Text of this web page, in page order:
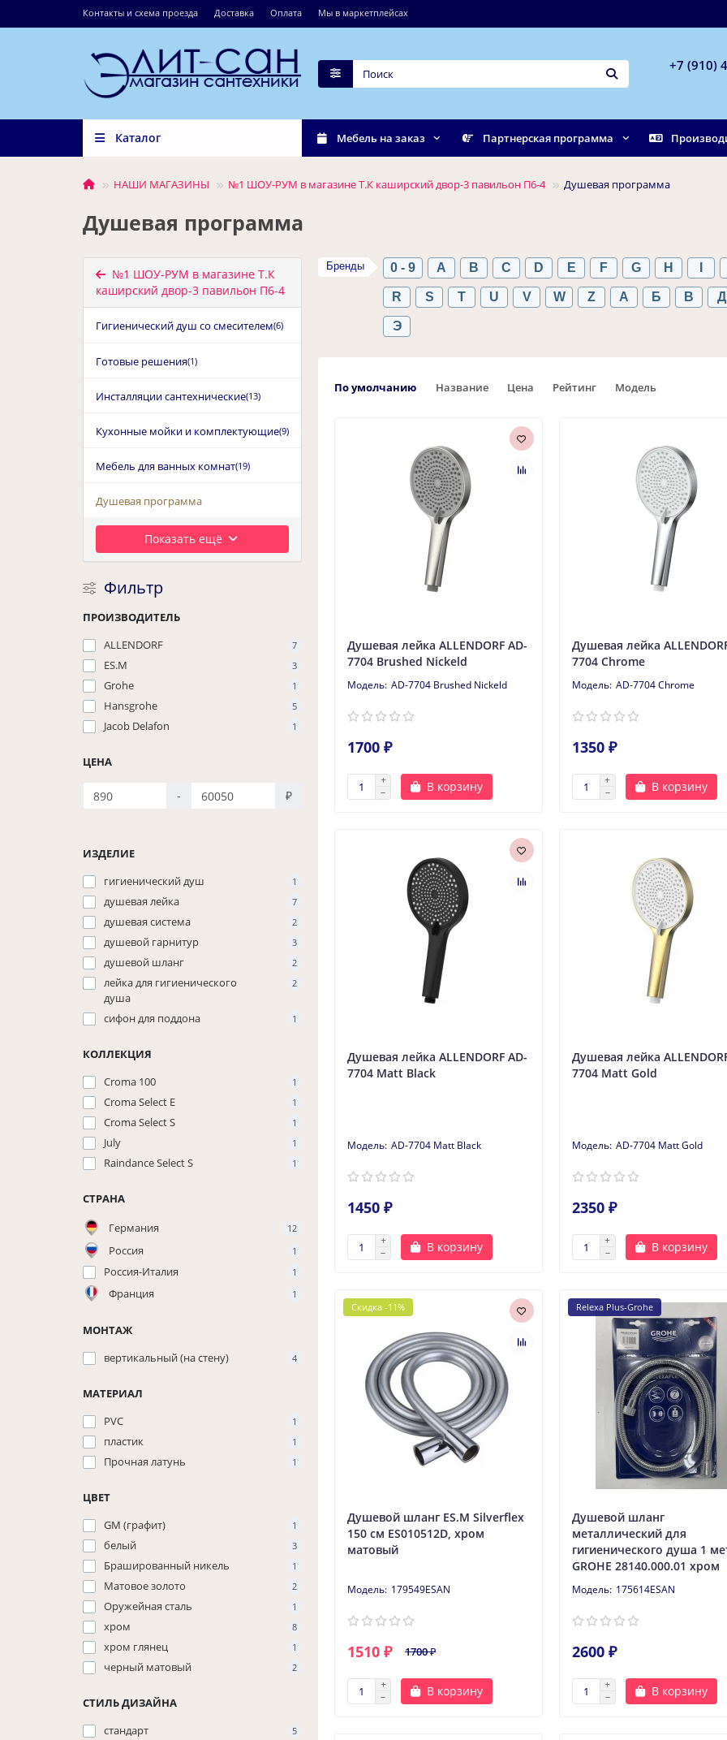
Контакты и схема проезда Доставка Оплата Мы в маркетплейсах
+7 (910)
Каталог Мебель на заказ Партнерская программа
НАШИ МАГАЗИНЫ №1 ШОУ-РУМ в магазине Т.К каширский двор-3 павильон П6-4 Душевая программа
Душевая программа
№1 ШОУ-РУМ в магазине Т.К
каширский двор-3 павильон П6-4
Гигиенический душ со смесителем(6)
Готовые решения(1)
Инсталляции cантехнические(13)
Кухонные мойки и комплектующие(9)
Мебель для ванных комнат(19)
Душевая программа
Показать ещё
Фильтр
ПРОИЗВОДИТЕЛЬ
ALLENDORF
7
ES.M 3
Grohe 1
Hansgrohe 5
Jacob Delafon 1
ЦЕНА
- ₽
ИЗДЕЛИЕ
гигиенический душ
1
душевая лейка 7
душевая система 2
душевой гарнитур 3
душевой шланг 2
лейка для гигиенического
душа
2
сифон для поддона 1
КОЛЛЕКЦИЯ
Croma 100
1
Croma Select E 1
Croma Select S 1
July 1
Raindance Select S 1
СТРАНА
Германия
12
Россия 1
Россия-Италия 1
Франция 1
МОНТАЖ
вертикальный (на стену)
4
МАТЕРИАЛ
PVC
1
пластик 1
Прочная латунь 1
ЦВЕТ
GM (графит)
1
белый 3
Брашированный никель 1
Матовое золото 2
Оружейная сталь 1
хром 8
хром глянец 1
черный матовый 2
СТИЛЬ ДИЗАЙНА
стандарт
5
Бренды 0 - 9 A B C D E F G H
R S T U V W Z А Б В Д
Э
По умолчанию Название Цена Рейтинг Модель
Душевая лейка ALLENDORF AD-
7704 Brushed Nickeld
AD-7704 Brushed Nickeld
1700 ₽
В корзину
Душевая лейка
7704 Chrome
AD-7704 Chrome
1350 ₽
В корзину
Душевая лейка ALLENDORF AD-
7704 Matt Black
AD-7704 Matt Black
1450 ₽
В корзину
Душевая лейка
7704 Matt Gold
AD-7704 Matt Gold
2350 ₽
В корзину
Скидка -11%
Душевой шланг ES.M Silverflex
150 см ES010512D, хром
матовый
179549ESAN
1510 ₽ 1700 ₽
В корзину
Relexa Plus-Grohe
Душевой шланг
металлический для
гигиенического душа 1
GROHE 28140.000.01 хром
175614ESAN
2600 ₽
В корзину